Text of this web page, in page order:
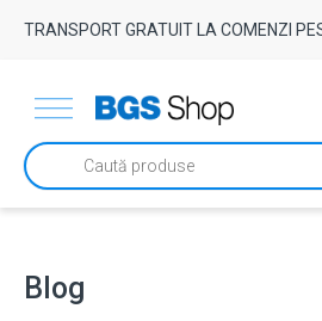
TRANSPORT GRATUIT LA COMENZI
Products
search
Blog